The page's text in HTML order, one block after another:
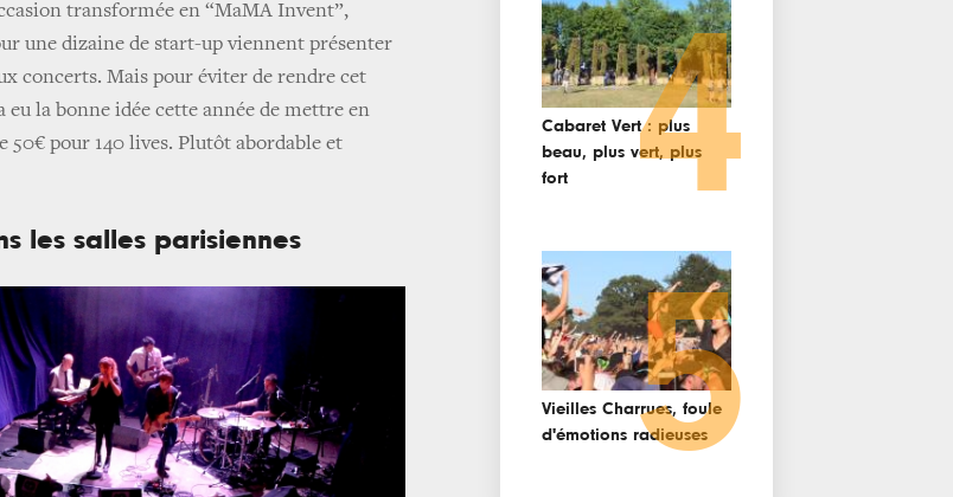
transformée en “MaMA Invent”,
une dizaine de start-up viennent présenter
concerts. Mais pour éviter de rendre cet
la bonne idée cette année de mettre en
50€ pour 140 lives. Plutôt abordable et
les salles parisiennes
Cabaret Vert : plus
beau, plus vert, plus
fort
4
Vieilles Charrues, foule
d'émotions radieuses
5